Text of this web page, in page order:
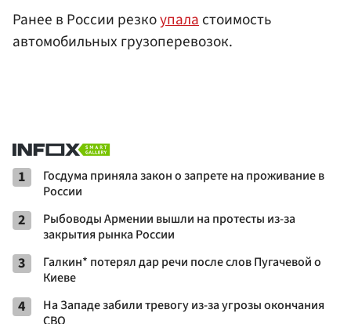
Ранее в России резкоупаластоимость
автомобильных грузоперевозок.
1
Госдума приняла закон о запрете на проживание в
России
2
Рыбоводы Армении вышли на протесты из-за
закрытия рынка России
3
Галкин* потерял дар речи после слов Пугачевой о
Киеве
4
На Западе забили тревогу из-за угрозы окончания